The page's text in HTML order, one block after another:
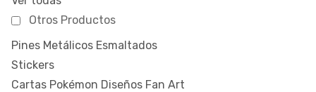
Otros Productos
Pines Metálicos Esmaltados
Stickers
Cartas Pokémon Diseños Fan Art